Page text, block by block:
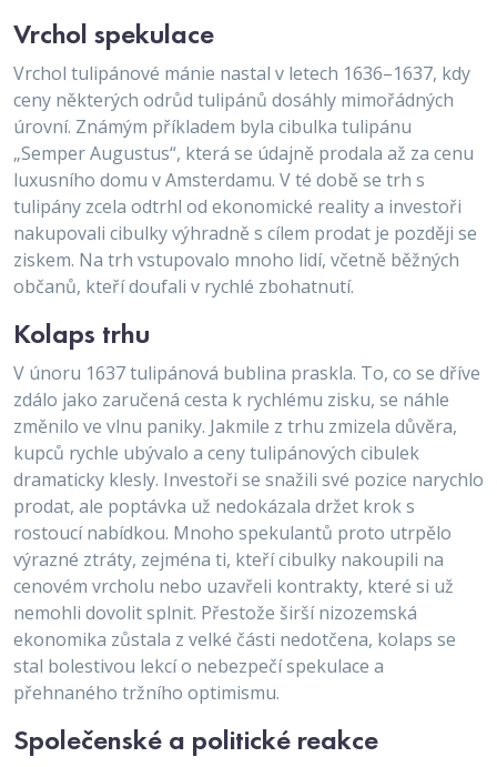
Vrchol spekulace
Vrchol tulipánové mánie nastal v letech 1636–1637, kdy
ceny některých odrůd tulipánů dosáhly mimořádných
úrovní. Známým příkladem byla cibulka tulipánu
„Semper Augustus“, která se údajně prodala až za cenu
luxusního domu v Amsterdamu. V té době se trh s
tulipány zcela odtrhl od ekonomické reality a investoři
nakupovali cibulky výhradně s cílem prodat je později se
ziskem. Na trh vstupovalo mnoho lidí, včetně běžných
občanů, kteří doufali v rychlé zbohatnutí.
Kolaps trhu
V únoru 1637 tulipánová bublina praskla. To, co se dříve
zdálo jako zaručená cesta k rychlému zisku, se náhle
změnilo ve vlnu paniky. Jakmile z trhu zmizela důvěra,
kupců rychle ubývalo a ceny tulipánových cibulek
dramaticky klesly. Investoři se snažili své pozice narychlo
prodat, ale poptávka už nedokázala držet krok s
rostoucí nabídkou. Mnoho spekulantů proto utrpělo
výrazné ztráty, zejména ti, kteří cibulky nakoupili na
cenovém vrcholu nebo uzavřeli kontrakty, které si už
nemohli dovolit splnit. Přestože širší nizozemská
ekonomika zůstala z velké části nedotčena, kolaps se
stal bolestivou lekcí o nebezpečí spekulace a
přehnaného tržního optimismu.
Společenské a politické reakce